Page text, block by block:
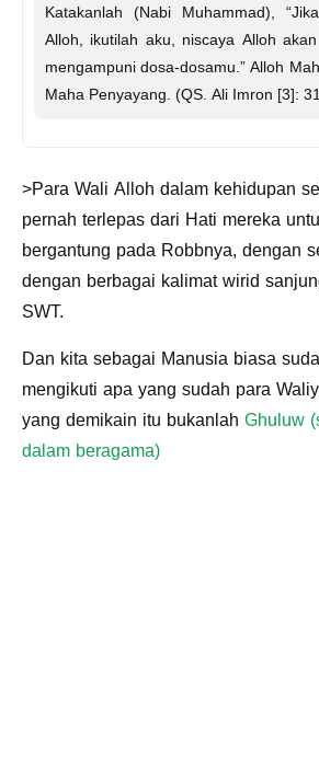
Katakanlah (Nabi Muhammad),
Alloh, ikutilah aku, niscaya Alloh
mengampuni dosa-dosamu.” Alloh
Maha Penyayang. (QS. Ali Imron [3]:
>Para Wali Alloh dalam kehidupan
pernah terlepas dari Hati mereka
bergantung pada Robbnya, dengan
dengan berbagai kalimat wirid
SWT.
Dan kita sebagai Manusia biasa
mengikuti apa yang sudah para
yang demikain itu bukanlah Ghuluw
dalam beragama)